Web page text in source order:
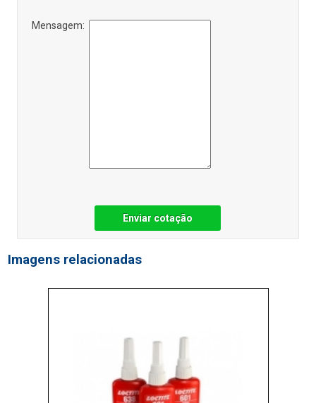
Mensagem:
Enviar cotação
Imagens relacionadas